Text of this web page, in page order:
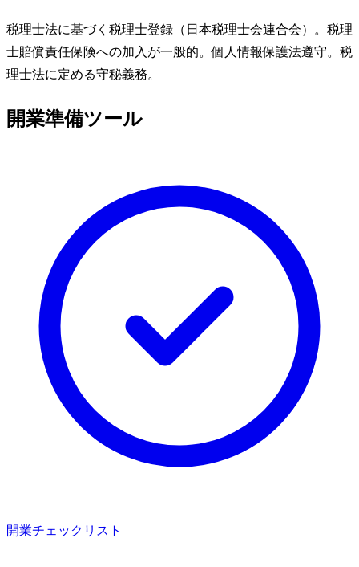
税理士法に基づく税理士登録（日本税理士会連合会）。税理
士賠償責任保険への加入が一般的。個人情報保護法遵守。税
理士法に定める守秘義務。
開業準備ツール
開業チェックリスト